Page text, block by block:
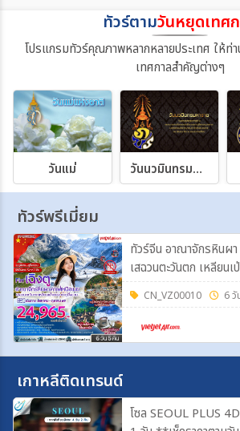
ทัวร์ตามวันหยุดเทศ
โปรแกรมทัวร์คุณภาพหลากหลายประเทศ ให้ท่
เทศกาลสำคัญต่างๆ
วันแม่ วันนวมินทรมหาราช
ทัวร์พรีเมี่ยม
ทัวร์จีน อาณาจักรหินผา
เสฉวนตะวันตก เหลียนเ
ชวน 6 วัน 5 คืน FT-
CN_VZ00010 6 วั
เกาหลีติดเทรนด์
โซล SEOUL PLUS